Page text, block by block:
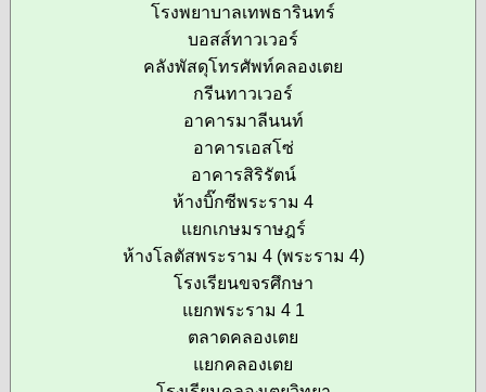
โรงพยาบาลเทพธารินทร์
บอสส์ทาวเวอร์
คลังพัสดุโทรศัพท์คลองเตย
กรีนทาวเวอร์
อาคารมาลีนนท์
อาคารเอสโซ่
อาคารสิริรัตน์
ห้างบิ๊กซีพระราม 4
แยกเกษมราษฎร์
ห้างโลตัสพระราม 4 (พระราม 4)
โรงเรียนขจรศึกษา
แยกพระราม 4 1
ตลาดคลองเตย
แยกคลองเตย